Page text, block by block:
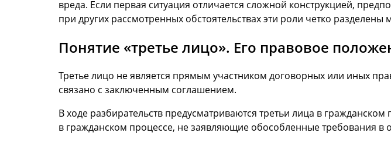
вреда. Если первая ситуация отличается сложной конструкцией,
при других рассмотренных обстоятельствах эти роли четко
Понятие «третье лицо». Его правовое
Третье лицо не является прямым участником договорных или иных
связано с заключенным соглашением.
В ходе разбирательств предусматриваются третьи лица в
в гражданском процессе, не заявляющие обособленные требования в